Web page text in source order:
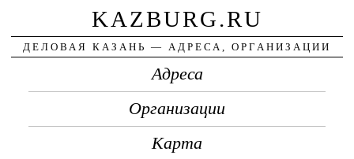
KAZBURG.RU
ДЕЛОВАЯ КАЗАНЬ — АДРЕСА, ОРГАНИЗАЦИИ
Адреса
Организации
Карта